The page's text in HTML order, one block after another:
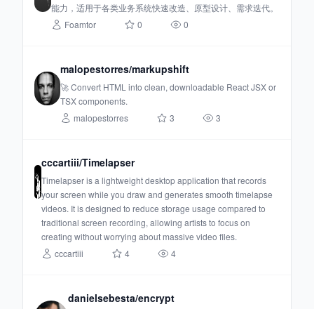
能力，适用于各类业务系统快速改造、原型设计、需求迭代。
Foamtor
0 0
malopestorres/markupshift
🚀 Convert HTML into clean, downloadable React JSX or
TSX components.
malopestorres
3 3
cccartiii/Timelapser
Timelapser is a lightweight desktop application that records
your screen while you draw and generates smooth timelapse
videos. It is designed to reduce storage usage compared to
traditional screen recording, allowing artists to focus on
creating without worrying about massive video files.
cccartiii
4 4
danielsebesta/encrypt